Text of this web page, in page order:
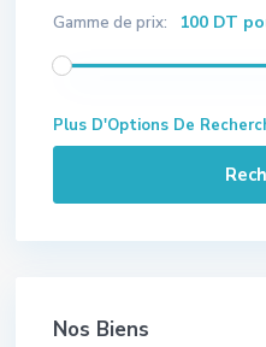
Gamme de prix: 100 DT
Plus D'Options De
Nos Biens